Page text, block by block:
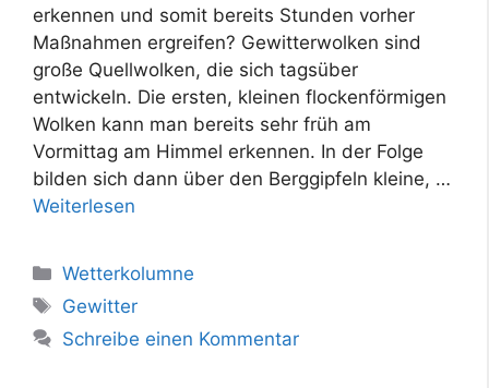
erkennen und somit bereits Stunden vorher
Maßnahmen ergreifen? Gewitterwolken sind
große Quellwolken, die sich tagsüber
entwickeln. Die ersten, kleinen flockenförmigen
Wolken kann man bereits sehr früh am
Vormittag am Himmel erkennen. In der Folge
bilden sich dann über den Berggipfeln kleine, …
Weiterlesen
Kategorien
Wetterkolumne
Schlagwörter
Gewitter
Schreibe einen Kommentar